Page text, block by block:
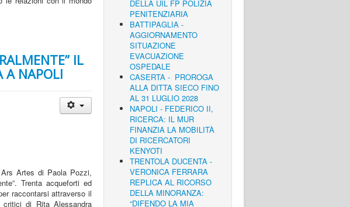
IL
A NAPOLI
Artes di Paola Pozzi,
Trenta acqueforti ed
raccontarsi attraverso il
di Rita Alessandra
DELLA UIL FP POLIZIA
PENITENZIARIA
BATTIPAGLIA -
AGGIORNAMENTO
SITUAZIONE
EVACUAZIONE
OSPEDALE
CASERTA - PROROGA
ALLA DITTA SIECO FINO
AL 31 LUGLIO 2028
NAPOLI - FEDERICO II,
RICERCA: IL MUR
FINANZIA LA MOBILITÀ
DI RICERCATORI
KENYOTI
TRENTOLA DUCENTA -
VERONICA FERRARA
REPLICA AL RICORSO
DELLA MINORANZA:
“DIFENDO LA MIA